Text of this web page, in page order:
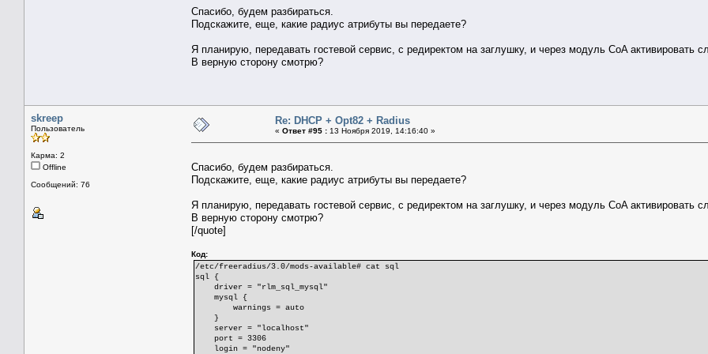
ELSE
SELECT NULL, login, 'Filter-Id', '1024', '=';
END IF;
SELECT NULL, login, 'User-Id', '0', '=';
END$$
INSERT INTO mac_uid VALUES(
NULL, usr_mac, INET_ATON(usr_ip), 0, UNIX_TIMESTAMP(), r_ID_m,c_ID_m , 0, '')
UPDATE ip=IF(ip>0,ip,INET_ATON(usr_ip)), time=UNIX_TIMESTAMP(),device_mac=r_ID_m,
COMMIT;
SELECT INET_NTOA(ip) INTO usr_ip FROM mac_uid WHERE mac=usr_mac;
DELIMITER ;
END$$
DELIMITER ;
Спасибо, будем разбираться.
Подскажите, еще, какие радиус атрибуты вы передаете?
Я планирую, передавать гостевой сервис, с редиректом на заглушку, и через модуль CoA активировать
В верную сторону смотрю?
skreep
Пользователь
Карма: 2
Offline
Сообщений: 76
Re: DHCP + Opt82 + Radius
« Ответ #95 : 13 Ноября 2019, 14:16:40 »
Спасибо, будем разбираться.
Подскажите, еще, какие радиус атрибуты вы передаете?
Я планирую, передавать гостевой сервис, с редиректом на заглушку, и через модуль CoA активировать
В верную сторону смотрю?
[/quote]
Код:
/etc/freeradius/3.0/mods-available# cat sql
sql {
driver = "rlm_sql_mysql"
mysql {
warnings = auto
}
server = "localhost"
port = 3306
login = "nodeny"